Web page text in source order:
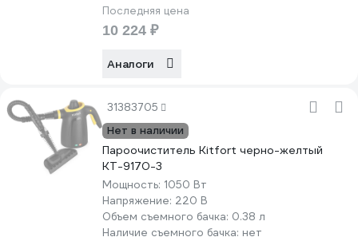
Последняя цена
10 224 ₽
Аналоги
31383705
Нет в наличии
Пароочиститель Kitfort черно-желтый
КТ-9170-3
Мощность: 1050 Вт
Напряжение: 220 В
Объем съемного бачка: 0.38 л
Наличие съемного бачка: нет